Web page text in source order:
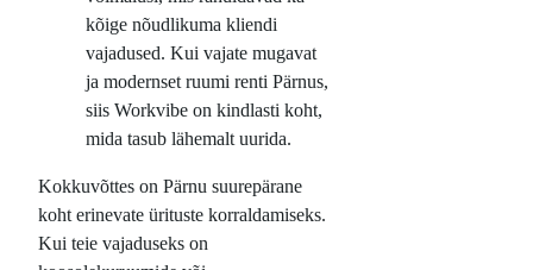
kõige nõudlikuma kliendi
vajadused. Kui vajate mugavat
ja modernset ruumi renti Pärnus,
siis Workvibe on kindlasti koht,
mida tasub lähemalt uurida.
Kokkuvõttes on Pärnu suurepärane
koht erinevate ürituste korraldamiseks.
Kui teie vajaduseks on